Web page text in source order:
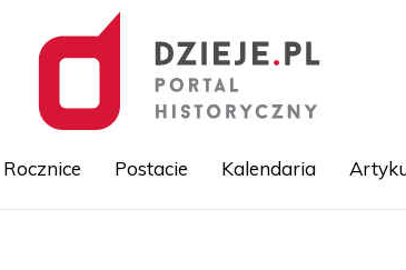
Rocznice Postacie Kalendaria